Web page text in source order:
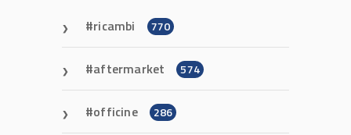
ricambi 770
aftermarket 574
officine 286